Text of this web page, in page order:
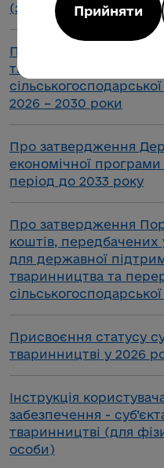
(зі змінами)).
Про Програму
тваринництва та
2026 – 2030 роки
Про затвердження
економічної
період до 2033 року
Про затвердження
коштів,
для державної
тваринництва та
Присвоєння статусу
тваринництві у 2026
Інструкція
забезпечення -
тваринництві (для
особи)
Прийняти